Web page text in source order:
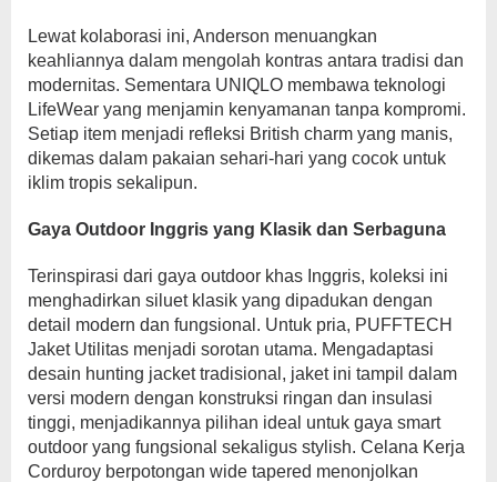
Lewat kolaborasi ini, Anderson menuangkan
keahliannya dalam mengolah kontras antara tradisi dan
modernitas. Sementara UNIQLO membawa teknologi
LifeWear yang menjamin kenyamanan tanpa kompromi.
Setiap item menjadi refleksi British charm yang manis,
dikemas dalam pakaian sehari-hari yang cocok untuk
iklim tropis sekalipun.
Gaya Outdoor Inggris yang Klasik dan Serbaguna
Terinspirasi dari gaya outdoor khas Inggris, koleksi ini
menghadirkan siluet klasik yang dipadukan dengan
detail modern dan fungsional. Untuk pria, PUFFTECH
Jaket Utilitas menjadi sorotan utama. Mengadaptasi
desain hunting jacket tradisional, jaket ini tampil dalam
versi modern dengan konstruksi ringan dan insulasi
tinggi, menjadikannya pilihan ideal untuk gaya smart
outdoor yang fungsional sekaligus stylish. Celana Kerja
Corduroy berpotongan wide tapered menonjolkan